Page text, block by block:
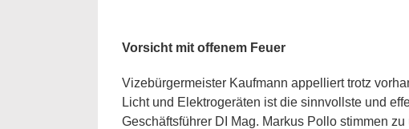
Vorsicht mit offenem Feuer
Vizebürgermeister Kaufmann appelliert trotz
Licht und Elektrogeräten ist die sinnvollste und
Geschäftsführer DI Mag. Markus Pollo stimmen